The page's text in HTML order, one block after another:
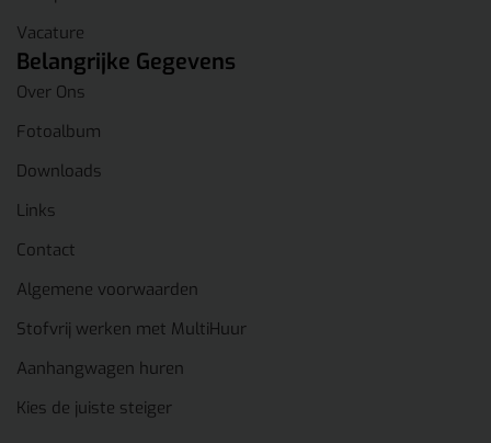
Vacature
Belangrijke Gegevens
Over Ons
Fotoalbum
Downloads
Links
Contact
Algemene voorwaarden
Stofvrij werken met MultiHuur
Aanhangwagen huren
Kies de juiste steiger